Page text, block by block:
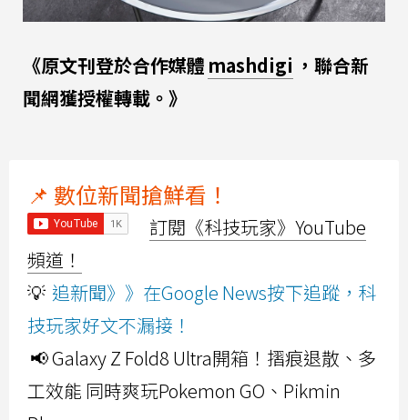
《原文刊登於合作媒體 mashdigi ，聯合新
聞網獲授權轉載。》
📌 數位新聞搶鮮看！
訂閱《科技玩家》YouTube
頻道！
💡 追新聞》》在Google News按下追蹤，科
技玩家好文不漏接！
📢 Galaxy Z Fold8 Ultra開箱！摺痕退散、多
工效能 同時爽玩Pokemon GO、Pikmin